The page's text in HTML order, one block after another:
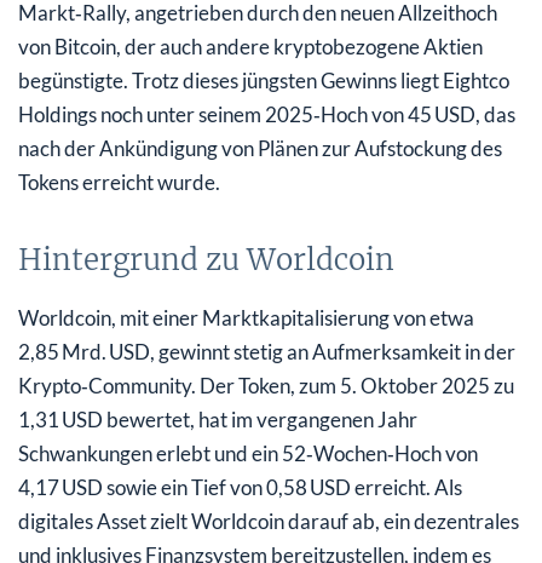
Markt‑Rally, angetrieben durch den neuen Allzeithoch
von Bitcoin, der auch andere kryptobezogene Aktien
begünstigte. Trotz dieses jüngsten Gewinns liegt Eightco
Holdings noch unter seinem 2025‑Hoch von 45 USD, das
nach der Ankündigung von Plänen zur Aufstockung des
Tokens erreicht wurde.
Hintergrund zu Worldcoin
Worldcoin, mit einer Marktkapitalisierung von etwa
2,85 Mrd. USD, gewinnt stetig an Aufmerksamkeit in der
Krypto‑Community. Der Token, zum 5. Oktober 2025 zu
1,31 USD bewertet, hat im vergangenen Jahr
Schwankungen erlebt und ein 52‑Wochen‑Hoch von
4,17 USD sowie ein Tief von 0,58 USD erreicht. Als
digitales Asset zielt Worldcoin darauf ab, ein dezentrales
und inklusives Finanzsystem bereitzustellen, indem es